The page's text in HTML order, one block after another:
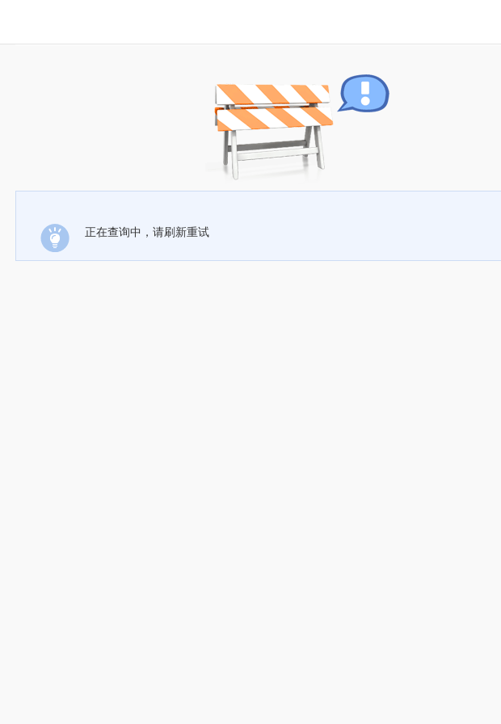
正在查询中，请刷新重试